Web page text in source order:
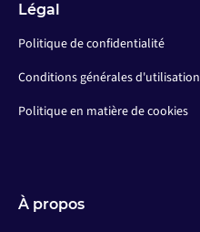
Légal
Politique de confidentialité
Conditions générales d'utilisation
Politique en matière de cookies
À propos